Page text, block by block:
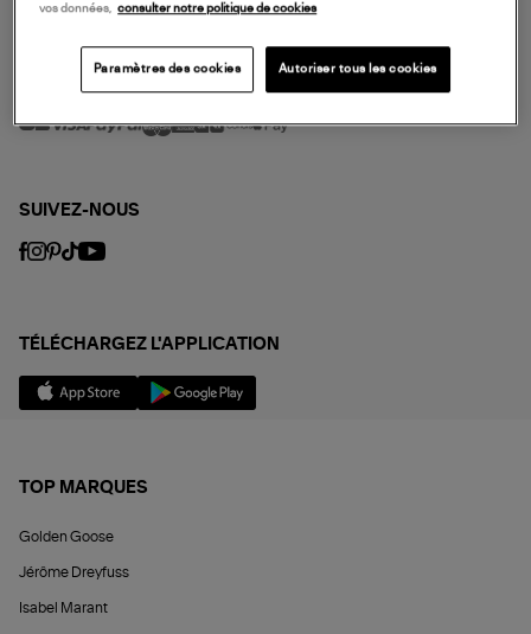
MODE DE PAIEMENT
SUIVEZ-NOUS
TÉLÉCHARGEZ L'APPLICATION
TOP MARQUES
Golden Goose
Jérôme Dreyfuss
Isabel Marant
vos données,
consulter notre politique de cookies
Paramètres des cookies Autoriser tous les cookies